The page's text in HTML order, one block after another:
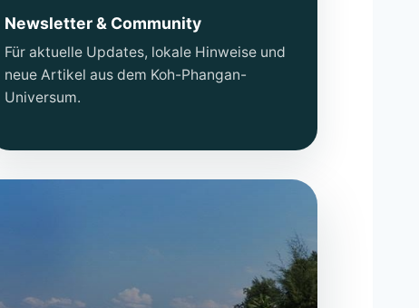
Newsletter & Community
Für aktuelle Updates, lokale Hinweise und
neue Artikel aus dem Koh-Phangan-
Universum.